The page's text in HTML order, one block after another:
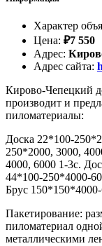
Характер
Цена: ₽7 550
Адрес:
Адрес сайта:
Кирово-Чепецкий
производит и
пиломатериалы:
Доска 22*100-
250*2000, 3000,
4000, 6000 1-3с.
44*100-250*4000-
Брус
Пакетирование:
пиломатериал
металлическими